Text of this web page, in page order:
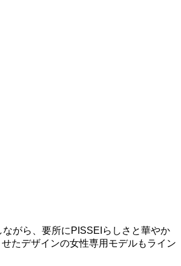
がら、要所にPISSEIらしさと華やか
たデザインの女性専用モデルもライン